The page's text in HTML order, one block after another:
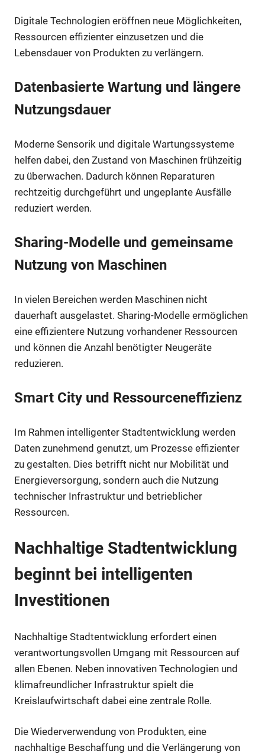
Digitale Technologien eröffnen neue Möglichkeiten,
Ressourcen effizienter einzusetzen und die
Lebensdauer von Produkten zu verlängern.
Datenbasierte Wartung und längere
Nutzungsdauer
Moderne Sensorik und digitale Wartungssysteme
helfen dabei, den Zustand von Maschinen frühzeitig
zu überwachen. Dadurch können Reparaturen
rechtzeitig durchgeführt und ungeplante Ausfälle
reduziert werden.
Sharing-Modelle und gemeinsame
Nutzung von Maschinen
In vielen Bereichen werden Maschinen nicht
dauerhaft ausgelastet. Sharing-Modelle ermöglichen
eine effizientere Nutzung vorhandener Ressourcen
und können die Anzahl benötigter Neugeräte
reduzieren.
Smart City und Ressourceneffizienz
Im Rahmen intelligenter Stadtentwicklung werden
Daten zunehmend genutzt, um Prozesse effizienter
zu gestalten. Dies betrifft nicht nur Mobilität und
Energieversorgung, sondern auch die Nutzung
technischer Infrastruktur und betrieblicher
Ressourcen.
Nachhaltige Stadtentwicklung
beginnt bei intelligenten
Investitionen
Nachhaltige Stadtentwicklung erfordert einen
verantwortungsvollen Umgang mit Ressourcen auf
allen Ebenen. Neben innovativen Technologien und
klimafreundlicher Infrastruktur spielt die
Kreislaufwirtschaft dabei eine zentrale Rolle.
Die Wiederverwendung von Produkten, eine
nachhaltige Beschaffung und die Verlängerung von